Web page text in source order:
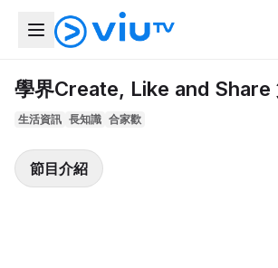
學界Create, Like and Share
生活資訊 長知識 合家歡
節目介紹